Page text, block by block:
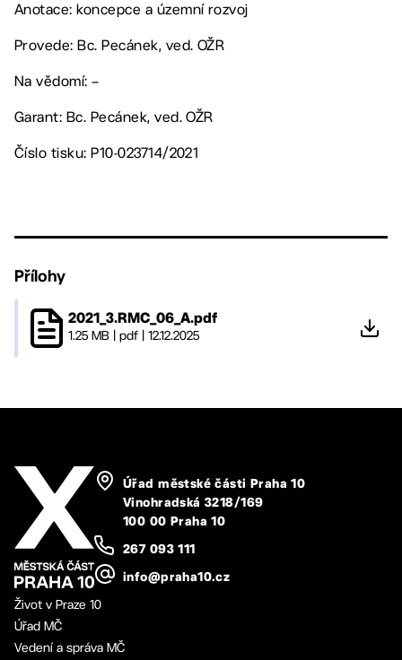
Anotace: koncepce a územní rozvoj
Provede: Bc. Pecánek, ved. OŽR
Na vědomí: –
Garant: Bc. Pecánek, ved. OŽR
Číslo tisku: P10-023714/2021
Přílohy
2021_3.RMC_06_A.pdf
1.25 MB pdf 12.12.2025
Úřad městské části Praha 10
Vinohradská 3218/169
100 00 Praha 10
267 093 111
info@praha10.cz
Život v Praze 10
Úřad MČ
Vedení a správa MČ